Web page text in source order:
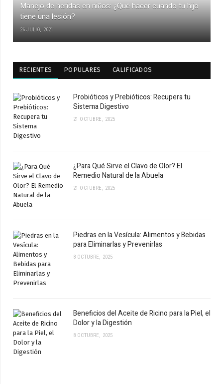
Manejo de heridas en niños: ¿Qué hacer cuando tu hijo
tiene una lesión?
26 JULIO, 2021
RECIENTES POPULARES CALIFICADOS
Probióticos y Prebióticos: Recupera tu
Sistema Digestivo
21 OCTUBRE, 2025
¿Para Qué Sirve el Clavo de Olor? El
Remedio Natural de la Abuela
21 OCTUBRE, 2025
Piedras en la Vesícula: Alimentos y Bebidas
para Eliminarlas y Prevenirlas
8 OCTUBRE, 2025
Beneficios del Aceite de Ricino para la Piel, el
Dolor y la Digestión
8 OCTUBRE, 2025